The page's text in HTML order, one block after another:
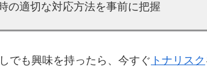
の適切な対応方法を事前に把握
でも興味を持ったら、今すぐ トナリスク